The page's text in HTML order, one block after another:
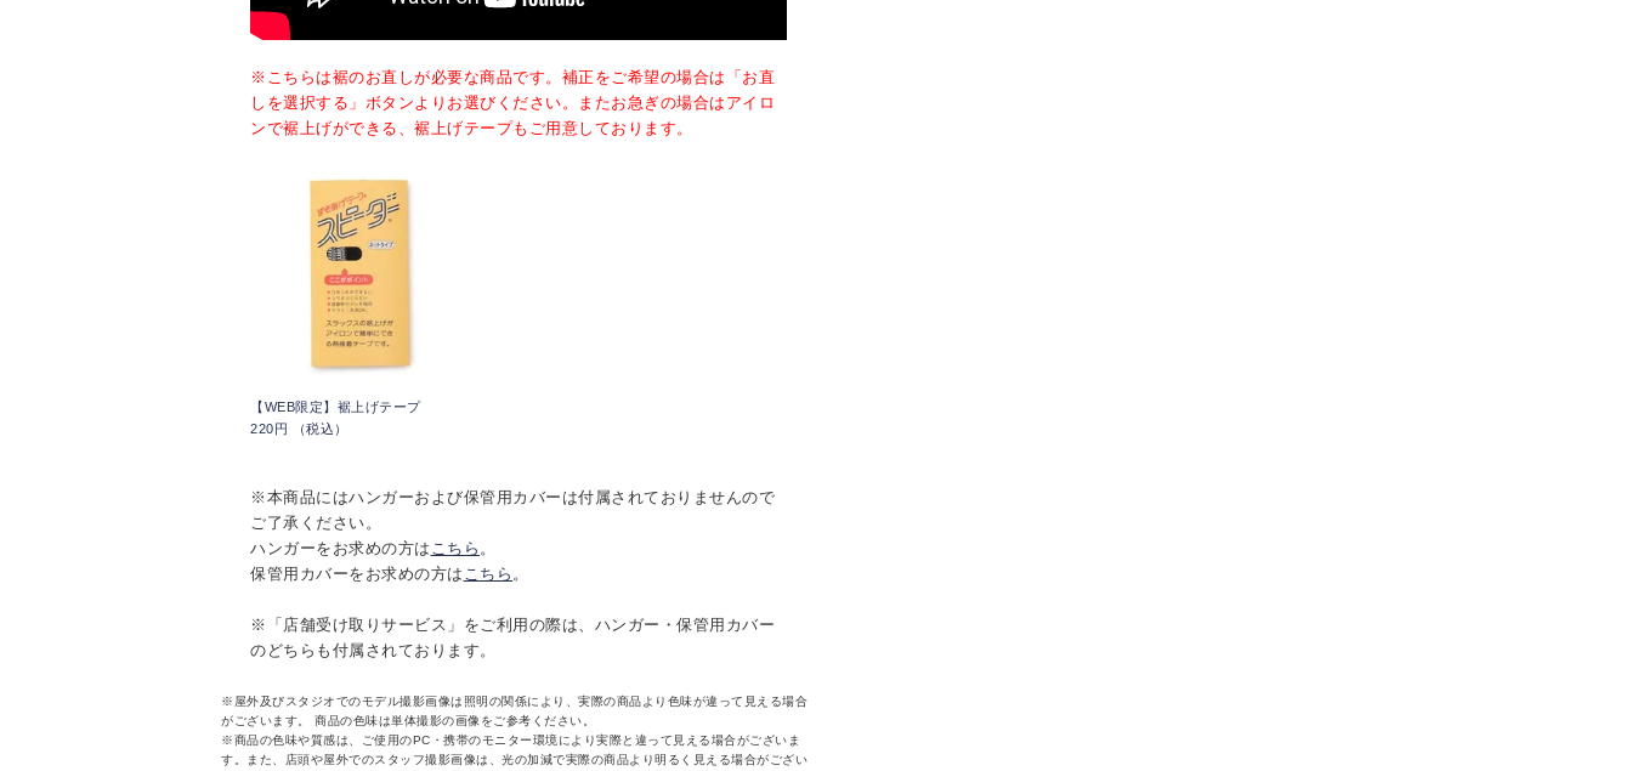
※こちらは裾のお直しが必要な商品です。補正をご希望の場合は「お直
しを選択する」ボタンよりお選びください。またお急ぎの場合はアイロ
ンで裾上げができる、裾上げテープもご用意しております。
【WEB限定】裾上げテープ
220円 （税込）
※本商品にはハンガーおよび保管用カバーは付属されておりませんので
ご了承ください。
ハンガーをお求めの方は こちら 。
保管用カバーをお求めの方は こちら 。
※「店舗受け取りサービス」をご利用の際は、ハンガー・保管用カバー
のどちらも付属されております。
※屋外及びスタジオでのモデル撮影画像は照明の関係により、実際の商品より色味が違って見える場合
がございます。 商品の色味は単体撮影の画像をご参考ください。
※商品の色味や質感は、ご使用のPC・携帯のモニター環境により実際と違って見える場合がございま
す。また、店頭や屋外でのスタッフ撮影画像は、光の加減で実際の商品より明るく見える場合がござい